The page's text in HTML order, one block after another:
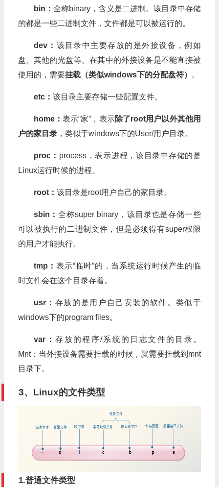
bin： 全称binary，含义是二进制。该目录中存储
的都是一些二进制文件，文件都是可以被运行的。
dev： 该目录中主要存放的是外接设备，例如
盘、其他的光盘等。在其中的外接设备是不能直接被
使用的，需要挂载（类似windows下的分配盘符） 。
etc： 该目录主要存储一些配置文件。
home： 表示“家”，表示除了root用户以外其他用
户的家目录，类似于windows下的User/用户目录。
proc： process，表示进程，该目录中存储的是
Linux运行时候的进程。
root： 该目录是root用户自己的家目录。
sbin：全称super binary，该目录也是存储一些
可以被执行的二进制文件，但是必须得有super权限
的用户才能执行。
tmp：表示“临时”的，当系统运行时候产生的临
时文件会在这个目录存着。
usr： 存放的是用户自己安装的软件。类似于
windows下的program files。
var：存放的程序/系统的日志文件的目录。
Mnt：当外接设备需要挂载的时候，就需要挂载到mnt
目录下。
3、Linux的文件类型
1.普通文件类型